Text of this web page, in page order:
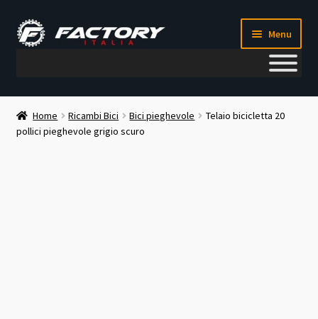
Vai
alla
Vai
al
Menu
Il mio account
Metodi di pagamento
Home Ricambi Bici Bici pieghevole
Telaio bicicletta 20
pollici pieghevole grigio scuro